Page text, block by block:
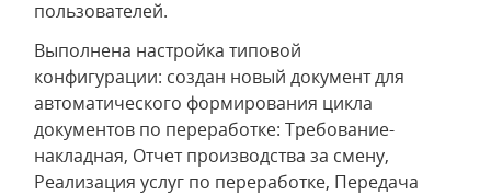
пользователей.
Выполнена настройка типовой
конфигурации: создан новый документ для
автоматического формирования цикла
документов по переработке: Требование-
накладная, Отчет производства за смену,
Реализация услуг по переработке, Передача